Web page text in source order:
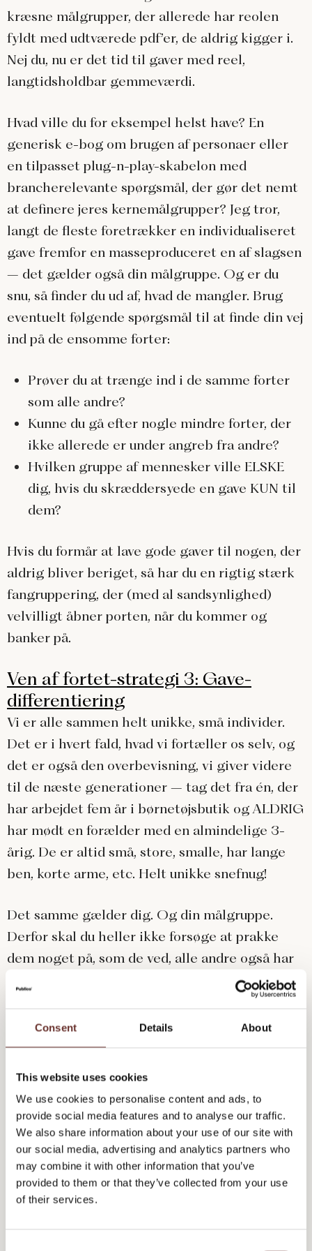
Consent Details About
This website uses cookies
We use cookies to personalise content and ads, to
provide social media features and to analyse our traffic.
We also share information about your use of our site with
our social media, advertising and analytics partners who
may combine it with other information that you’ve
provided to them or that they’ve collected from your use
of their services.
kræsne målgrupper, der allerede har reolen
fyldt med udtværede pdf’er, de aldrig kigger i.
Nej du, nu er det tid til gaver med reel,
langtidsholdbar gemmeværdi.
Hvad ville du for eksempel helst have? En
generisk e-bog om brugen af personaer eller
en tilpasset plug-n-play-skabelon med
brancherelevante spørgsmål, der gør det nemt
at definere jeres kernemålgrupper? Jeg tror,
langt de fleste foretrækker en individualiseret
gave fremfor en masseproduceret en af slagsen
– det gælder også din målgruppe. Og er du
snu, så finder du ud af, hvad de mangler. Brug
eventuelt følgende spørgsmål til at finde din vej
ind på de ensomme forter:
Prøver du at trænge ind i de samme forter
som alle andre?
Kunne du gå efter nogle mindre forter, der
ikke allerede er under angreb fra andre?
Hvilken gruppe af mennesker ville ELSKE
dig, hvis du skræddersyede en gave KUN til
dem?
Hvis du formår at lave gode gaver til nogen, der
aldrig bliver beriget, så har du en rigtig stærk
fangruppering, der (med al sandsynlighed)
velvilligt åbner porten, når du kommer og
banker på.
Ven af fortet-strategi 3: Gave-
differentiering
Vi er alle sammen helt unikke, små individer.
Det er i hvert fald, hvad vi fortæller os selv, og
det er også den overbevisning, vi giver videre
til de næste generationer – tag det fra én, der
har arbejdet fem år i børnetøjsbutik og ALDRIG
har mødt en forælder med en almindelige 3-
årig. De er altid små, store, smalle, har lange
ben, korte arme, etc. Helt unikke snefnug!
Det samme gælder dig. Og din målgruppe.
Derfor skal du heller ikke forsøge at prakke
dem noget på, som de ved, alle andre også har
adgang til. De vil have noget, der skiller sig ud
og ikke er set før. I en verden af grå, forvaskede
sokker, vil de have den græsgrønne
ankelstrømpe med margeritprint og similisten.
Gave-differentiering er helt afgørende, hvis du
vil gøre dig bemærket og ikke mindst blive
husket. Tag et kig på jeres forretning og svar på
følgende:
Hvad er vores værdier?